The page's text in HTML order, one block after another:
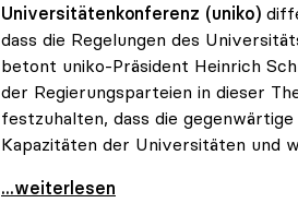
Universitätenkonferenz (uniko)
dass die Regelungen des
betont uniko-Präsident Heinrich
der Regierungsparteien in dieser
festzuhalten, dass die
Kapazitäten der Universitäten und
Schmidinger zu Uni-Zugang:
...weiterlesen